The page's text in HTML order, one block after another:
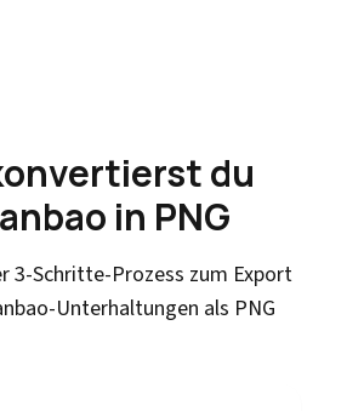
du
in PNG
3-Schritte-Prozess zum Export
Unterhaltungen als PNG